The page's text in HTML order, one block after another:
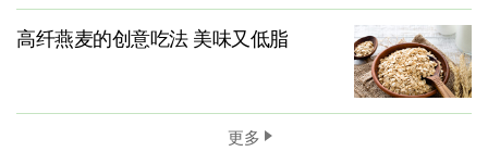
高纤燕麦的创意吃法 美味又低脂
更多